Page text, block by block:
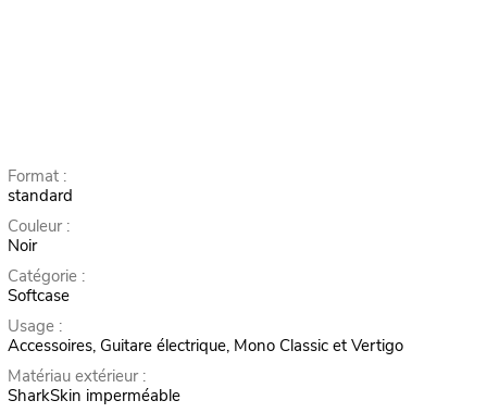
Format :
standard
Couleur :
Noir
Catégorie :
Softcase
Usage :
Accessoires, Guitare électrique, Mono Classic et Vertigo
Matériau extérieur :
SharkSkin imperméable